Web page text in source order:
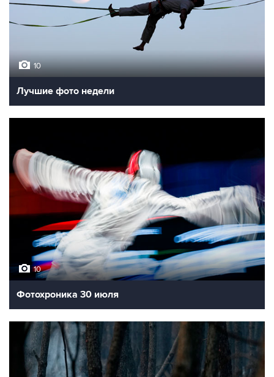
10
Лучшие фото недели
10
Фотохроника 30 июля